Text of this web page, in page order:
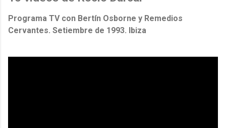
Programa TV con Bertín Osborne y Remedios
Cervantes. Setiembre de 1993. Ibiza